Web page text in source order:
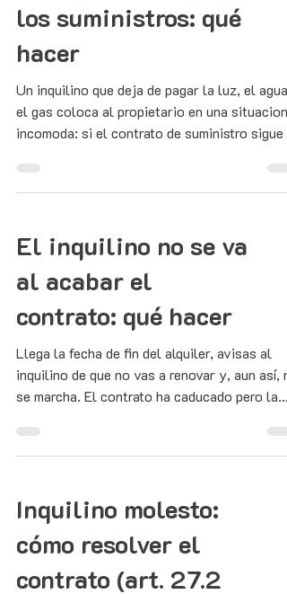
los suministros: qué
hacer
Un inquilino que deja de pagar la luz, el agua
el gas coloca al propietario en una situacion
incomoda: si el contrato de suministro sigue a
puede cortar.
El inquilino no se va
al acabar el
contrato: qué hacer
Llega la fecha de fin del alquiler, avisas al
inquilino de que no vas a renovar y, aun así,
se marcha. El contrato ha caducado pero la
hacer y cómo recuperarla.
Inquilino molesto:
cómo resolver el
contrato (art. 27.2